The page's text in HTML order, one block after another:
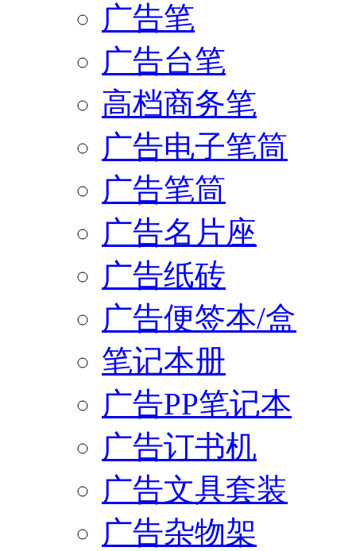
广告笔
广告台笔
高档商务笔
广告电子笔筒
广告笔筒
广告名片座
广告纸砖
广告便签本/盒
笔记本册
广告PP笔记本
广告订书机
广告文具套装
广告杂物架